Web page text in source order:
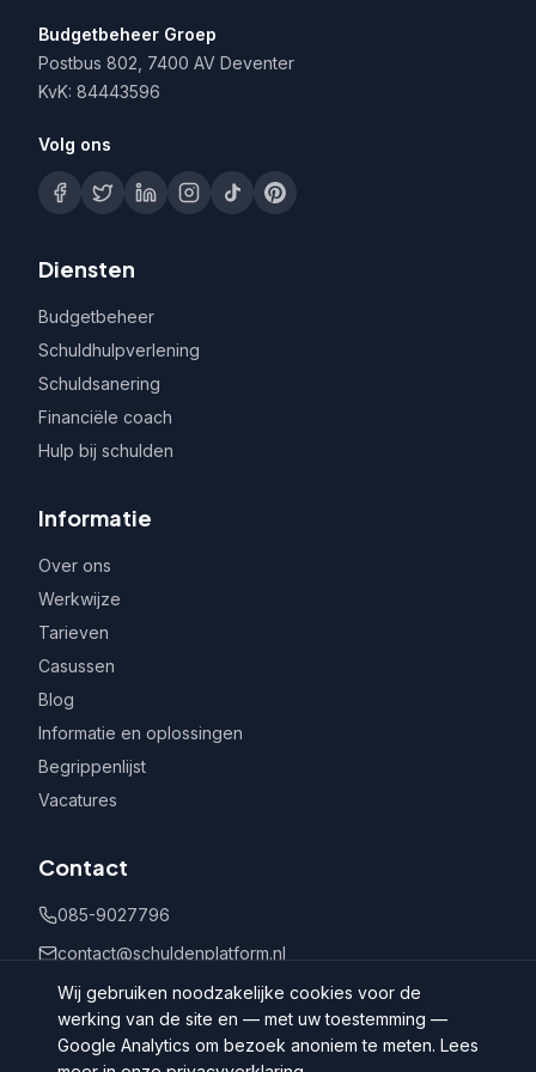
Budgetbeheer Groep
Postbus 802, 7400 AV Deventer
KvK: 84443596
Volg ons
Diensten
Budgetbeheer
Schuldhulpverlening
Schuldsanering
Financiële coach
Hulp bij schulden
Informatie
Over ons
Werkwijze
Tarieven
Casussen
Blog
Informatie en oplossingen
Begrippenlijst
Vacatures
Contact
085-9027796
contact@schuldenplatform.nl
Postbus 802, 7400 AV Deventer
Wij gebruiken noodzakelijke cookies voor de
werking van de site en — met uw toestemming —
Google Analytics om bezoek anoniem te meten. Lees